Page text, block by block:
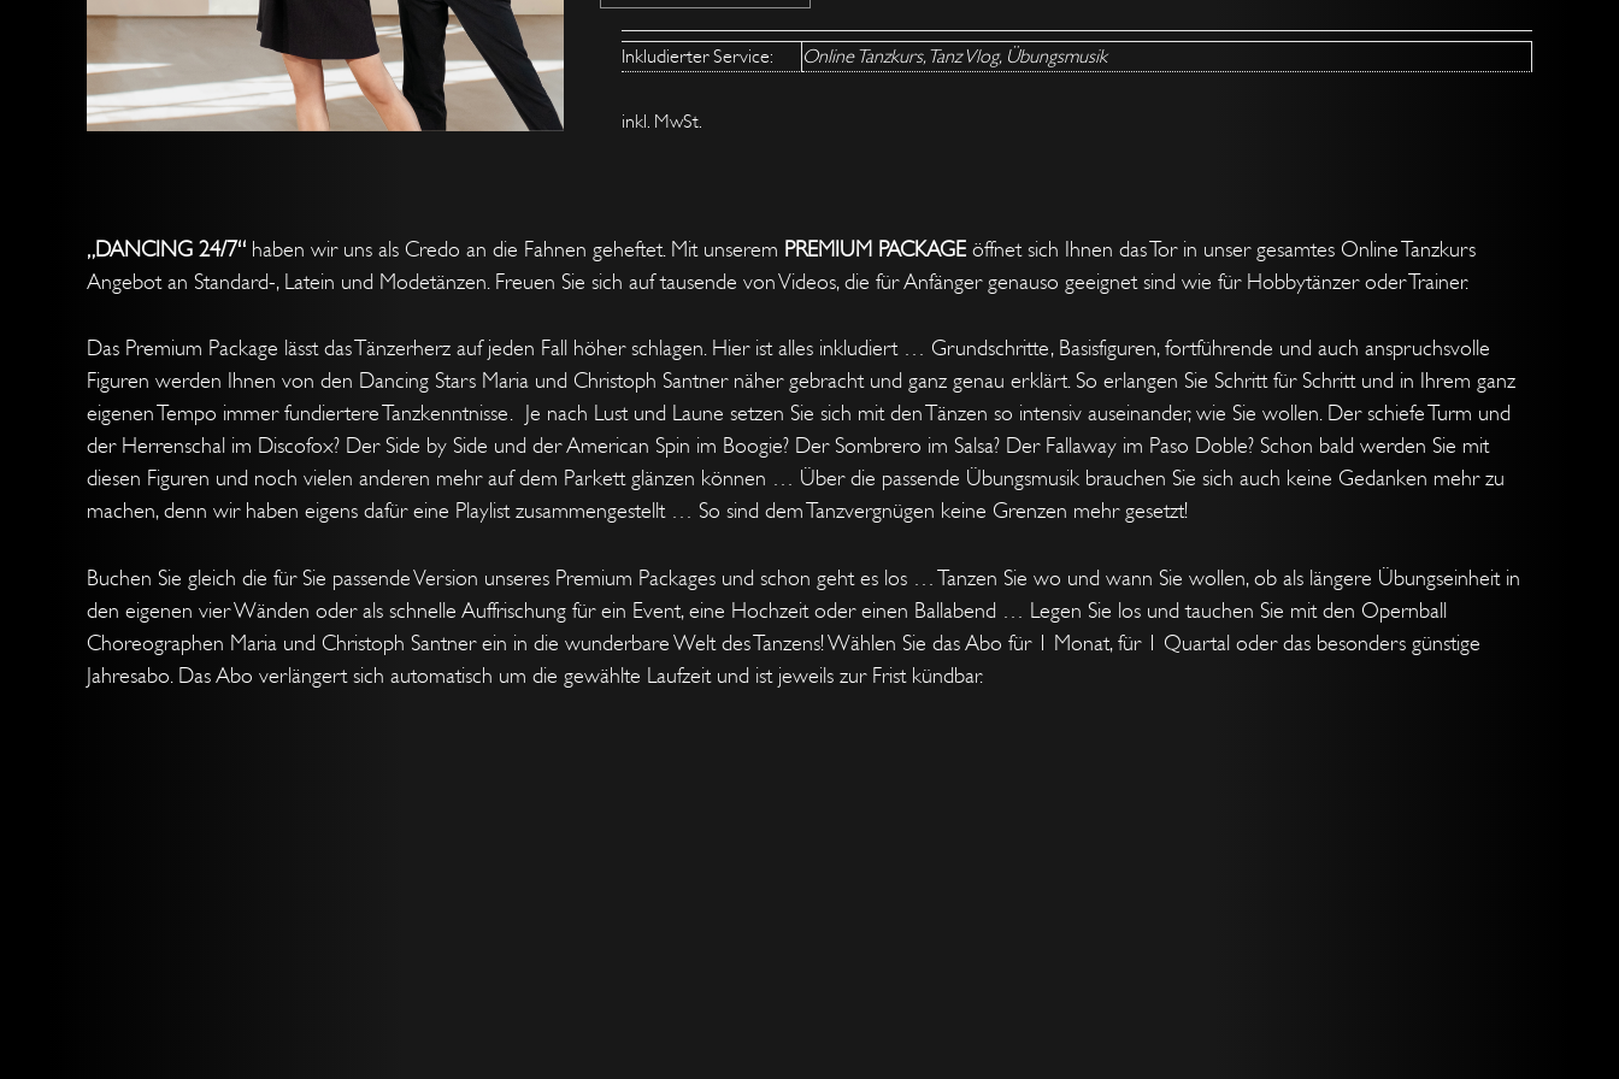
Inkludierter Service: Online Tanzkurs, Tanz Vlog, Übungsmusik
inkl. MwSt.
„DANCING 24/7“ haben wir uns als Credo an die Fahnen geheftet. Mit unserem PREMIUM PACKAGE öffnet sich Ihnen das Tor in unser gesamtes Online Tanzkurs
Angebot an Standard-, Latein und Modetänzen. Freuen Sie sich auf tausende von Videos, die für Anfänger genauso geeignet sind wie für Hobbytänzer oder Trainer.
Das Premium Package lässt das Tänzerherz auf jeden Fall höher schlagen. Hier ist alles inkludiert … Grundschritte, Basisfiguren, fortführende und auch anspruchsvolle
Figuren werden Ihnen von den Dancing Stars Maria und Christoph Santner näher gebracht und ganz genau erklärt. So erlangen Sie Schritt für Schritt und in Ihrem ganz
eigenen Tempo immer fundiertere Tanzkenntnisse. Je nach Lust und Laune setzen Sie sich mit den Tänzen so intensiv auseinander, wie Sie wollen. Der schiefe Turm und
der Herrenschal im Discofox? Der Side by Side und der American Spin im Boogie? Der Sombrero im Salsa? Der Fallaway im Paso Doble? Schon bald werden Sie mit
diesen Figuren und noch vielen anderen mehr auf dem Parkett glänzen können … Über die passende Übungsmusik brauchen Sie sich auch keine Gedanken mehr zu
machen, denn wir haben eigens dafür eine Playlist zusammengestellt … So sind dem Tanzvergnügen keine Grenzen mehr gesetzt!
Buchen Sie gleich die für Sie passende Version unseres Premium Packages und schon geht es los … Tanzen Sie wo und wann Sie wollen, ob als längere Übungseinheit in
den eigenen vier Wänden oder als schnelle Auffrischung für ein Event, eine Hochzeit oder einen Ballabend … Legen Sie los und tauchen Sie mit den Opernball
Choreographen Maria und Christoph Santner ein in die wunderbare Welt des Tanzens! Wählen Sie das Abo für 1 Monat, für 1 Quartal oder das besonders günstige
Jahresabo. Das Abo verlängert sich automatisch um die gewählte Laufzeit und ist jeweils zur Frist kündbar.